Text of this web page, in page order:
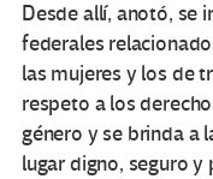
Desde allí, anotó, se
federales
las mujeres y los de
respeto a los
género y se brinda a
lugar digno, seguro